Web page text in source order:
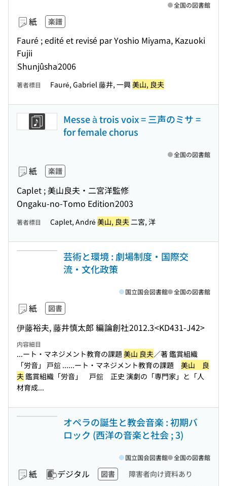
紙 楽譜
Fauré ; edité et revisé par Yoshio Miyama, Kazuoki
Fujii
Shunjûsha2006
全国の図書館
著者標目 Fauré, Gabriel 藤井, 一興美山, 良夫
Messe à trois voix = 三声のミサ =
for female chorus
紙 楽譜
Caplet ; 美山良夫・二宮洋監修
Ongaku-no-Tomo Edition2003
全国の図書館
著者標目 Caplet, André美山, 良夫 二宮, 洋
芸術と環境 : 劇場制度・国際交
流・文化政策
紙 図書
伊藤裕夫, 藤井慎太郎 編論創社2012.3<KD431-J42>
国立国会図書館 全国の図書館
内容細目
...ート・マネジメント教育の課題美山 良夫／著 鑑賞組織
「労音」 戸舘 ......ート・マネジメント教育の課題 美山 良
夫 鑑賞組織「労音」 戸舘 正史 演劇の「専門家」と「人
材育成...
オペラの誕生と教会音楽 : 初期バ
ロック (西洋の音楽と社会 ; 3)
紙 デジタル 図書 障害者向け資料あり
国立国会図書館 全国の図書館